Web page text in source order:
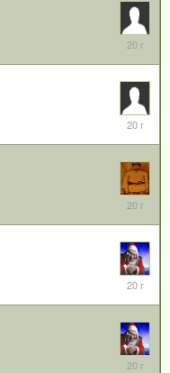
2006
31
2006
27
2006
23
2006
23